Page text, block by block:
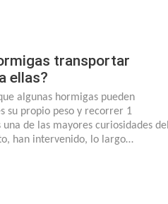
transportar
ellas?
algunas hormigas pueden
su propio peso y recorrer 1
de las mayores curiosidades del
han intervenido, lo largo…